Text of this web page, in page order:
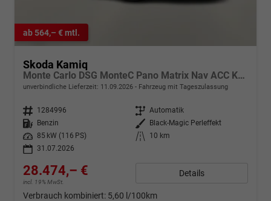
ab 564,– € mtl.
Skoda Kamiq
Monte Carlo DSG MonteC Pano Matrix Nav ACC Kam Kessy
unverbindliche Lieferzeit: 11.09.2026 Fahrzeug mit Tageszulassung
Fahrzeugnr. 1284996 Getriebe Automatik
Kraftstoff
Benzin Außenfarbe
Black-Magic Perleffekt
Leistung
85 kW (116 PS) Kilometerstand
10 km
31.07.2026
28.474,– €
incl. 19% MwSt.
Details
Verbrauch kombiniert: 5,60 l/100km